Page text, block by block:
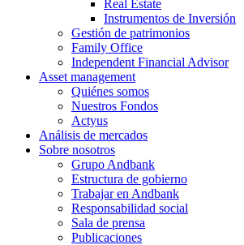
Real Estate
Instrumentos de Inversión
Gestión de patrimonios
Family Office
Independent Financial Advisor
Asset management
Quiénes somos
Nuestros Fondos
Actyus
Análisis de mercados
Sobre nosotros
Grupo Andbank
Estructura de gobierno
Trabajar en Andbank
Responsabilidad social
Sala de prensa
Publicaciones